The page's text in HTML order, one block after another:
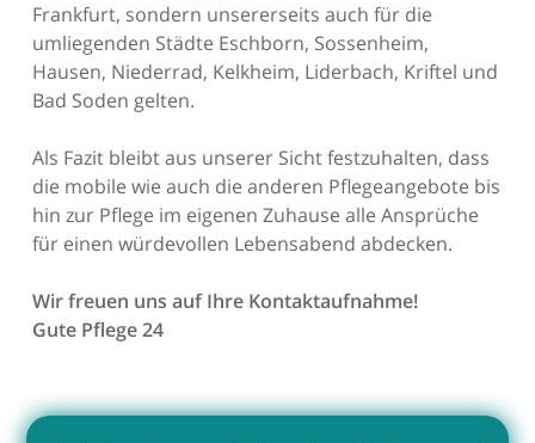
Frankfurt, sondern unsererseits auch für die
umliegenden Städte Eschborn, Sossenheim,
Hausen, Niederrad, Kelkheim, Liderbach, Kriftel und
Bad Soden gelten.
Als Fazit bleibt aus unserer Sicht festzuhalten, dass
die mobile wie auch die anderen Pflegeangebote bis
hin zur Pflege im eigenen Zuhause alle Ansprüche
für einen würdevollen Lebensabend abdecken.
Wir freuen uns auf Ihre Kontaktaufnahme!
Gute Pflege 24